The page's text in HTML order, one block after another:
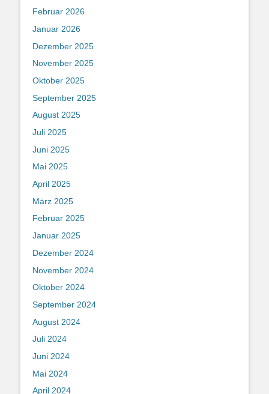
Februar 2026
Januar 2026
Dezember 2025
November 2025
Oktober 2025
September 2025
August 2025
Juli 2025
Juni 2025
Mai 2025
April 2025
März 2025
Februar 2025
Januar 2025
Dezember 2024
November 2024
Oktober 2024
September 2024
August 2024
Juli 2024
Juni 2024
Mai 2024
April 2024